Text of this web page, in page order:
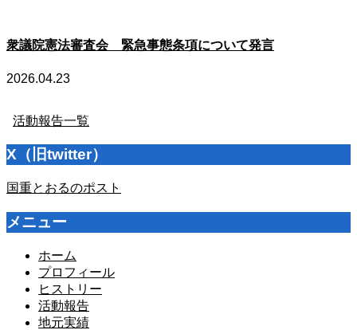
衆議院憲法審査会 緊急事態条項について発言
2026.04.23
活動報告一覧
X（旧twitter）
国重とおるのポスト
メニュー
ホーム
プロフィール
ヒストリー
活動報告
地元実績